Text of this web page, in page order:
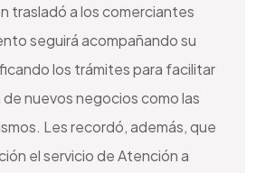
trasladó a los comerciantes
seguirá acompañando su
los trámites para facilitar
nuevos negocios como las
Les recordó, además, que
el servicio de Atención a